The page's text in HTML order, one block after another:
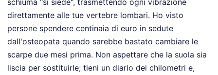
direttamente alle tue vertebre lombari. Ho visto
persone spendere centinaia di euro in sedute
dall'osteopata quando sarebbe bastato cambiare le
scarpe due mesi prima. Non aspettare che la suola sia
liscia per sostituirle; tieni un diario dei chilometri e,